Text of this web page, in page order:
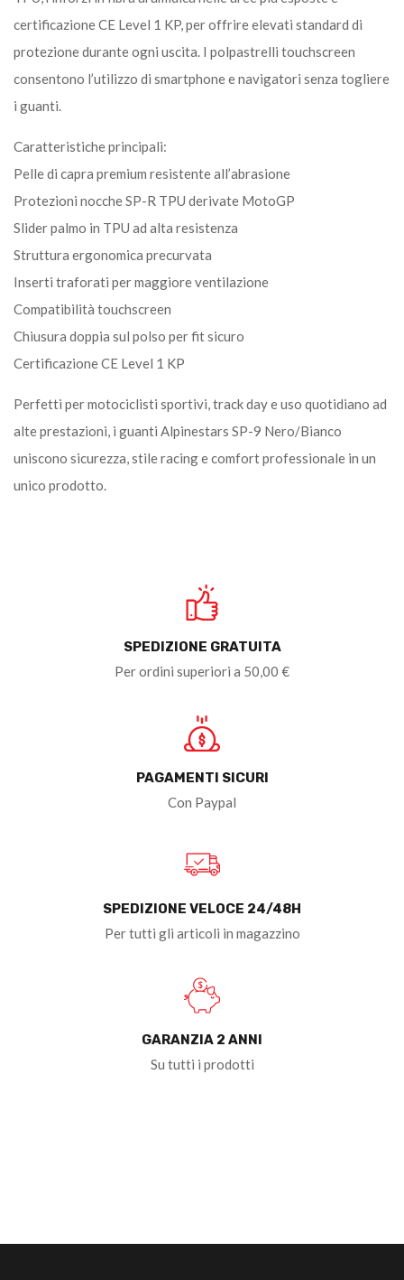
certificazione CE Level 1 KP, per offrire elevati standard di
protezione durante ogni uscita. I polpastrelli touchscreen
consentono l’utilizzo di smartphone e navigatori senza togliere
i guanti.
Caratteristiche principali:
Pelle di capra premium resistente all’abrasione
Protezioni nocche SP-R TPU derivate MotoGP
Slider palmo in TPU ad alta resistenza
Struttura ergonomica precurvata
Inserti traforati per maggiore ventilazione
Compatibilità touchscreen
Chiusura doppia sul polso per fit sicuro
Certificazione CE Level 1 KP
Perfetti per motociclisti sportivi, track day e uso quotidiano ad
alte prestazioni, i guanti Alpinestars SP-9 Nero/Bianco
uniscono sicurezza, stile racing e comfort professionale in un
unico prodotto.
SPEDIZIONE GRATUITA
Per ordini superiori a 50,00 €
PAGAMENTI SICURI
Con Paypal
SPEDIZIONE VELOCE 24/48H
Per tutti gli articoli in magazzino
GARANZIA 2 ANNI
Su tutti i prodotti